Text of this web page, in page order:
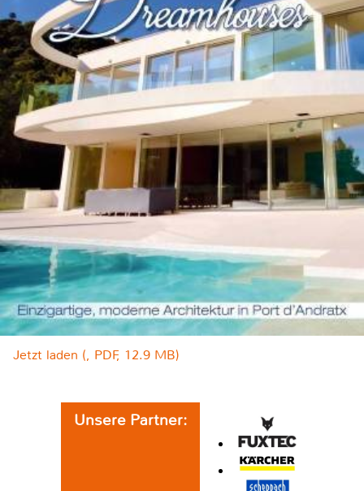
Jetzt laden (, PDF, 12.9 MB)
Unsere Partner: